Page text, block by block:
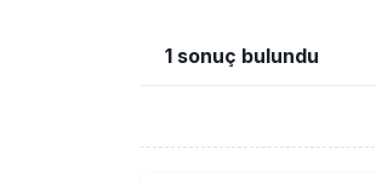
1 sonuç bulundu